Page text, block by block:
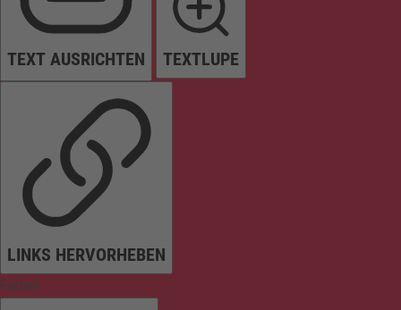
TEXT AUSRICHTEN TEXTLUPE
LINKS HERVORHEBEN
Farben